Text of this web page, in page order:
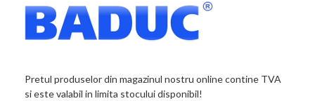
Pretul produselor din magazinul nostru online contine TVA
si este valabil in limita stocului disponibil!